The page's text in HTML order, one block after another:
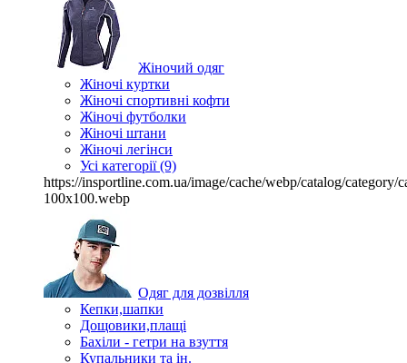
Жіночий одяг
Жіночі куртки
Жіночі спортивні кофти
Жіночі футболки
Жіночі штани
Жіночі легінси
Усі категорії (9)
https://insportline.com.ua/image/cache/webp/catalog/category/
100x100.webp
Одяг для дозвілля
Кепки,шапки
Дощовики,плащі
Бахіли - гетри на взуття
Купальники та ін.